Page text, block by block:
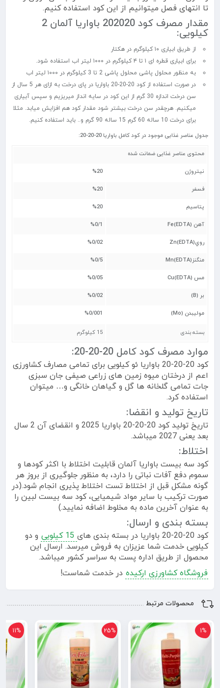
تا انتهای فصل میتوانیم از این کود استفاده کنیم.
مقدار مصرف کود 202020 باواریا آلمان 2
کیلویی:
از طریق ابیاری ۱۰ کیلوگرم در هکتار
برای ابیاری قطره ای ۱ تا ۴ کیلوگرم در ۱۰۰۰ لیتر اب استفاده شود.
به منظور محلول پاشی محلول پاشی 2 تا 3 کیلوگرم در ۱۰۰۰ لیتر اب
در صورت استفاده از کود 20-20-20 باواریا در پای درخت به ازای هر 5 سال از
سن درخت اندازه 30 گرم از این کود در سایه انداز میریزیم و سپس آبیاری
میکنیم. هرچقدر سن درخت بیشتر شود مقدار کود هم افزایش میابد. مثلا
برای درخت 10 ساله 60 گرم 15 ساله 90 گرم و.. باید استفاده کنیم.
جدول عناصر غذایی موجود در کود کامل باواریا 20-20-20:
محتوی عناصر غذایی ضمانت شده
نیتروژن %20
فسفر %20
پتاسیم %20
آهن (Fe(EDTA
%0/1
روي(Zn(EDTA
%0/02
منگنز(Mn(EDTA
%0/5
مس (Cu(EDTA
%0/05
بر (B)
%0/02
موليبدن (Mo)
%0/001
بسته بندی 15 کیلوگرم
موارد مصرف کود کامل 20-20-20:
کود 20-20-20 باواریا ئو کیلویی برای تمامی مصارف کشاورزی
اعم از درختان میوه زمین های زراعی صیفی جان سبزی
جات تمامی گلخانه ها گل و گیاهان خانگی و… میتوان
استفاده کرد.
تاریخ تولید و انقضا:
تاریخ تولید کود 20-20-20 باواریا 2025 و انقضای آن 2 سال
بعد یعنی 2027 میباشد.
اختلاط:
کود سه بیست باواریا آلمان قابلیت اختلاط با اکثر کودها و
سموم دفع آفات نباتی را دارد، به منظور جلوگیری از بروز هر
گونه مشکل قبل از اختلاط تست اختلاط پذیری انجام شود.(در
صورت ترکیب با سایر مواد شیمیایی، کود سه بیست لبین را
به عنوان آخرین ماده به مخلوط اضافه نمایید.)
بسته بندی و ارسال:
کود 20-20-20 باواریا در بسته بندی های
و دو
کیلویی خدمت شما عزیزان به فروش میرسد. ارسال این
محصول از طریق اداره پست به سراسر کشور میباشد.
فروشگاه کشاورزی ارکیده در خدمت شماست!
محصولات مرتبط
1%
25%
11%